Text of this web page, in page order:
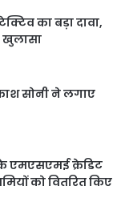
का बड़ा दावा,
खुलासा
सोनी ने लगाए
एमएसएमई क्रेडिट
को वितरित किए